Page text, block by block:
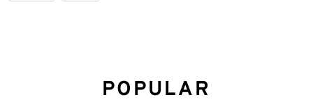
POPULAR